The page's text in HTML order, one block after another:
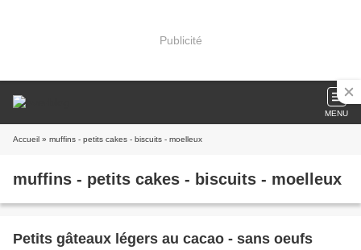
Publicité
MENU
Accueil » muffins - petits cakes - biscuits - moelleux
muffins - petits cakes - biscuits - moelleux
Petits gâteaux légers au cacao - sans oeufs